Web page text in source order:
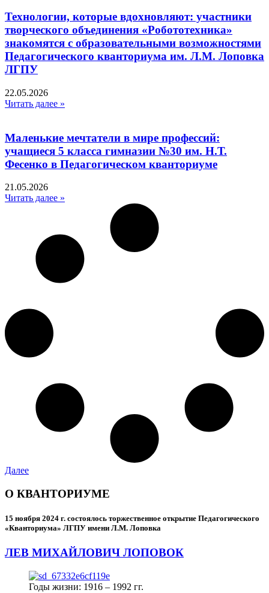
Технологии, которые вдохновляют: участники
творческого объединения «Робототехника»
знакомятся с образовательными возможностями
Педагогического кванториума им. Л.М. Лоповка
ЛГПУ
22.05.2026
Читать далее »
Маленькие мечтатели в мире профессий:
учащиеся 5 класса гимназии №30 им. Н.Т.
Фесенко в Педагогическом кванториуме
21.05.2026
Читать далее »
Далее
О КВАНТОРИУМЕ
15 ноября 2024 г. состоялось торжественное открытие Педагогического
«Кванториума» ЛГПУ имени Л.М. Лоповка
ЛЕВ МИХАЙЛОВИЧ ЛОПОВОК
Годы жизни: 1916 – 1992 гг.